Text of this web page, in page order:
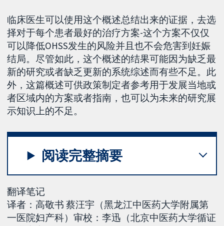
临床医生可以使用这个概述总结出来的证据，去选
择对于每个患者最好的治疗方案-这个方案不仅仅
可以降低OHSS发生的风险并且也不会危害到妊娠
结局。尽管如此，这个概述的结果可能因为缺乏最
新的研究或者缺乏更新的系统综述而有些不足。此
外，这篇概述可供政策制定者参考用于发展当地或
者区域内的方案或者指南，也可以为未来的研究展
示知识上的不足。
阅读完整摘要
翻译笔记
译者：高敬书 蔡汪宇（黑龙江中医药大学附属第
一医院妇产科）审校：李迅（北京中医药大学循证